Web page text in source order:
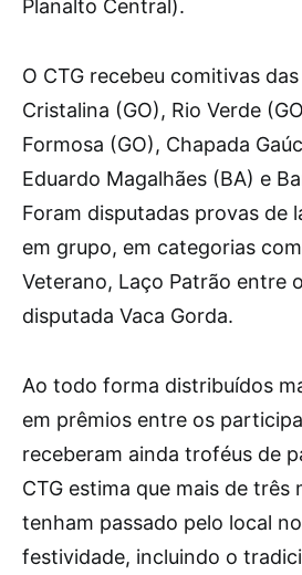
Planalto Central).
O CTG recebeu comitivas
Cristalina (GO), Rio Verde
Formosa (GO), Chapada
Eduardo Magalhães (BA) e
Foram disputadas provas de
em grupo, em categorias
Veterano, Laço Patrão entre
disputada Vaca Gorda.
Ao todo forma distribuídos
em prêmios entre os
receberam ainda troféus de
CTG estima que mais de três
tenham passado pelo local
festividade, incluindo o